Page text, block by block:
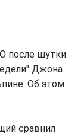
после шутки
Джона
Об этом
сравнил